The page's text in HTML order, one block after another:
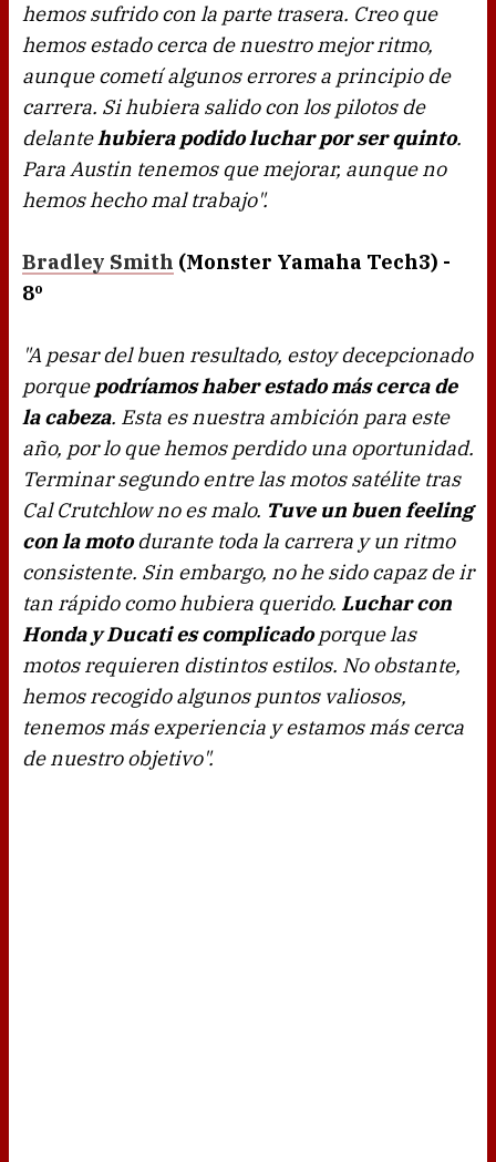
hemos sufrido con la parte trasera. Creo que
hemos estado cerca de nuestro mejor ritmo,
aunque cometí algunos errores a principio de
carrera. Si hubiera salido con los pilotos de
delantehubiera podido luchar por ser quinto.
Para Austin tenemos que mejorar, aunque no
hemos hecho mal trabajo".
Bradley Smith (Monster Yamaha Tech3) -
8º
"A pesar del buen resultado, estoy decepcionado
porquepodríamos haber estado más cerca de
la cabeza. Esta es nuestra ambición para este
año, por lo que hemos perdido una oportunidad.
Terminar segundo entre las motos satélite tras
Cal Crutchlow no es malo. Tuve un buen feeling
con la motodurante toda la carrera y un ritmo
consistente. Sin embargo, no he sido capaz de ir
tan rápido como hubiera querido. Luchar con
Honda y Ducati es complicadoporque las
motos requieren distintos estilos. No obstante,
hemos recogido algunos puntos valiosos,
tenemos más experiencia y estamos más cerca
de nuestro objetivo".